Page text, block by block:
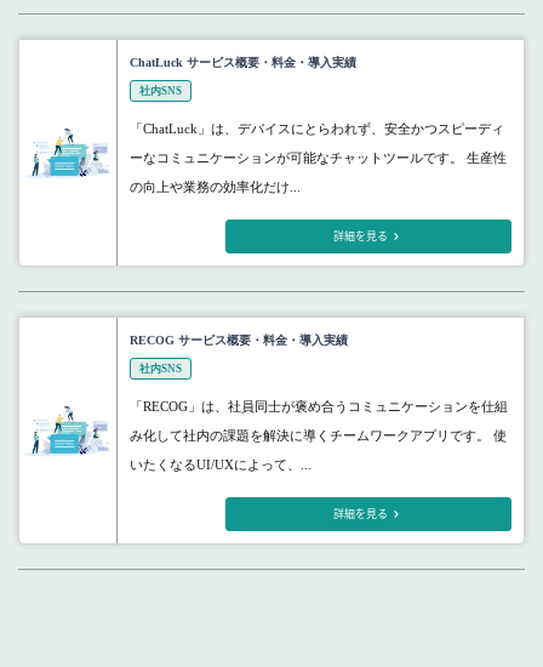
ChatLuck サービス概要・料金・導入実績
社内SNS
「ChatLuck」は、デバイスにとらわれず、安全かつスピーディ
ーなコミュニケーションが可能なチャットツールです。 生産性
の向上や業務の効率化だけ...
詳細を見る
RECOG サービス概要・料金・導入実績
社内SNS
「RECOG」は、社員同士が褒め合うコミュニケーションを仕組
み化して社内の課題を解決に導くチームワークアプリです。 使
いたくなるUI/UXによって、...
詳細を見る